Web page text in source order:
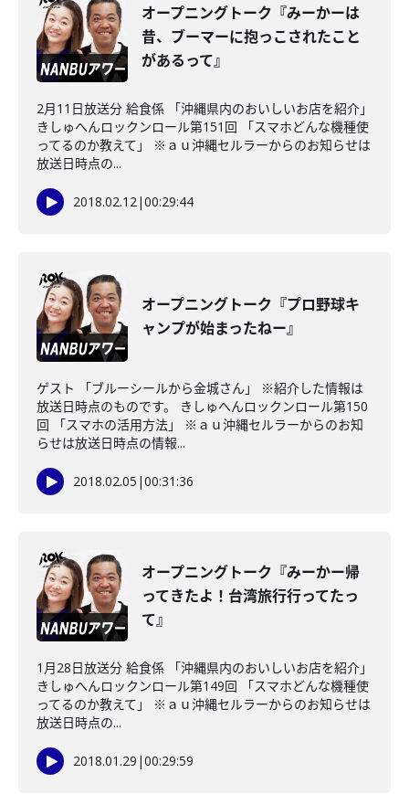
オープニングトーク『みーかーは
昔、ブーマーに抱っこされたこと
があるって』
2月11日放送分 給食係 「沖縄県内のおいしいお店を紹介」
きしゅへんロックンロール第151回 「スマホどんな機種使
ってるのか教えて」 ※ａｕ沖縄セルラーからのお知らせは
放送日時点の...
2018.02.12|00:29:44
オープニングトーク『プロ野球キ
ャンプが始まったねー』
ゲスト 「ブルーシールから金城さん」 ※紹介した情報は
放送日時点のものです。 きしゅへんロックンロール第150
回 「スマホの活用方法」 ※ａｕ沖縄セルラーからのお知
らせは放送日時点の情報...
2018.02.05 |00:31:36
オープニングトーク『みーかー帰
ってきたよ！台湾旅行行ってたっ
て』
1月28日放送分 給食係 「沖縄県内のおいしいお店を紹介」
きしゅへんロックンロール第149回 「スマホどんな機種使
ってるのか教えて」 ※ａｕ沖縄セルラーからのお知らせは
放送日時点の...
2018.01.29 |00:29:59